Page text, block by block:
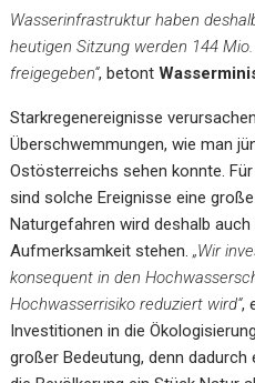
Wasserinfrastruktur haben
heutigen Sitzung werden 144
freigegeben“, betont
Starkregenereignisse
Überschwemmungen, wie man
Ostösterreichs sehen konnte.
sind solche Ereignisse eine
Naturgefahren wird deshalb
Aufmerksamkeit stehen.„Wir
konsequent in den
Hochwasserrisiko reduziert wird“,
Investitionen in die
großer Bedeutung, denn